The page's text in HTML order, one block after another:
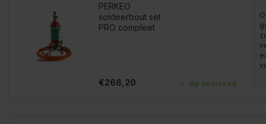
PERKEO
soldeerbout set
PRO compleet
€266,20 Op voorraad